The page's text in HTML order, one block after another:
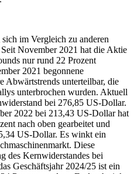
im Vergleich zu anderen
November 2021 hat die Aktie
nur rund 22 Prozent
2021 begonnene
Abwärtstrends unterteilbar, die
unterbrochen wurden. Aktuell
bei 276,85 US-Dollar.
2022 bei 213,43 US-Dollar hat
nach oben gearbeitet und
US-Dollar. Es winkt ein
Diese
des Kernwiderstandes bei
Geschäftsjahr 2024/25 ist ein